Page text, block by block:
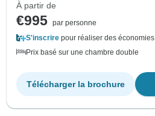
À partir de
€995 par personne
S'inscrire pour réaliser des économies
Prix basé sur une chambre double
Télécharger la brochure